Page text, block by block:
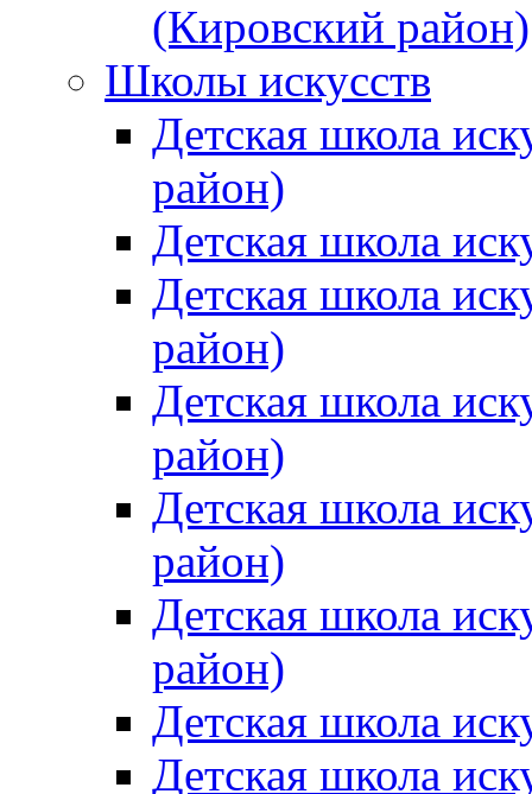
(Кировский район)
Школы искусств
Детская школа
район)
Детская школа
Детская школа
район)
Детская школа
район)
Детская школа
район)
Детская школа
район)
Детская школа
Детская школа